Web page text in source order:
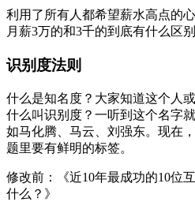
利用了所有人都希望薪水高点的
月薪3万的和3千的到底有什么区别
识别度法则
什么是知名度？大家知道这个人
什么叫识别度？一听到这个名字
如马化腾、马云、刘强东。现在
题里要有鲜明的标签。
修改前：《近10年最成功的10位
什么？》